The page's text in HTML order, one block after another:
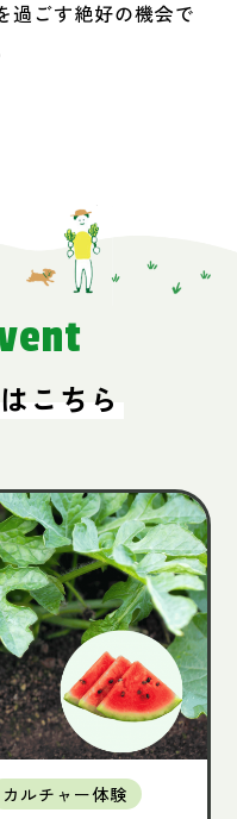
過ごす絶好の機会で
こちら
カルチャー体験